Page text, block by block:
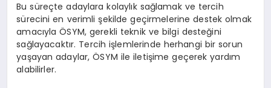
Bu süreçte adaylara kolaylık sağlamak ve tercih
sürecini en verimli şekilde geçirmelerine destek olmak
amacıyla ÖSYM, gerekli teknik ve bilgi desteğini
sağlayacaktır. Tercih işlemlerinde herhangi bir sorun
yaşayan adaylar, ÖSYM ile iletişime geçerek yardım
alabilirler.